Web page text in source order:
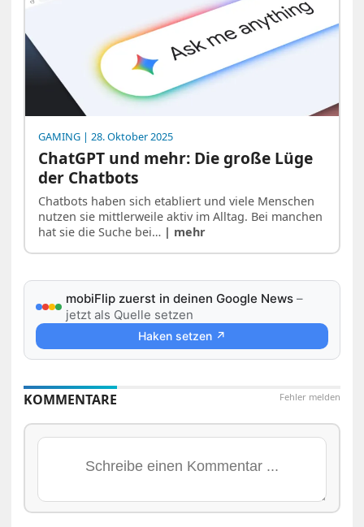
GAMING | 28. Oktober 2025
ChatGPT und mehr: Die große Lüge
der Chatbots
Chatbots haben sich etabliert und viele Menschen
nutzen sie mittlerweile aktiv im Alltag. Bei manchen
hat sie die Suche bei… | mehr
mobiFlip zuerst in deinen Google News –
jetzt als Quelle setzen
Haken setzen ↗
Fehler melden
KOMMENTARE